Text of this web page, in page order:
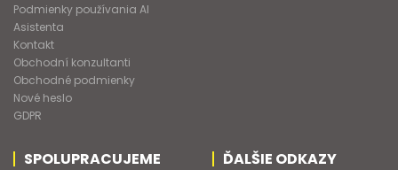
Podmienky používania AI
Asistenta
Kontakt
Obchodní konzultanti
Obchodné podmienky
Nové heslo
GDPR
SPOLUPRACUJEME ĎALŠIE ODKAZY